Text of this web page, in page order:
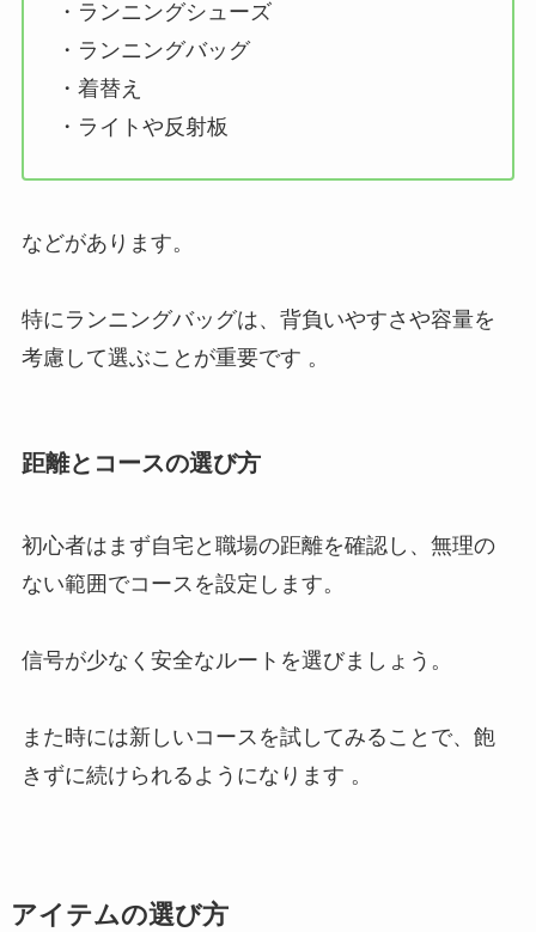
・ランニングシューズ
・ランニングバッグ
・着替え
・ライトや反射板
などがあります。
特にランニングバッグは、背負いやすさや容量を
考慮して選ぶことが重要です 。
距離とコースの選び方
初心者はまず自宅と職場の距離を確認し、無理の
ない範囲でコースを設定します。
信号が少なく安全なルートを選びましょう。
また時には新しいコースを試してみることで、飽
きずに続けられるようになります 。
アイテムの選び方